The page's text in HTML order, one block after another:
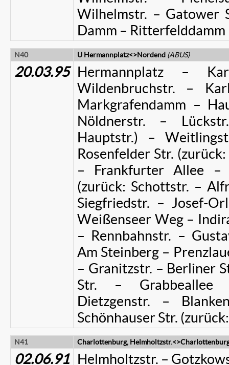
Wilhelmstr. – Gatower
Damm – Ritterfelddamm
N40 U Hermannplatz<>Nordend (ABUS)
20.03.95 Hermannplatz –
Wildenbruchstr. –
Markgrafendamm –
Nöldnerstr. –
Hauptstr.) –
Rosenfelder Str.
– Frankfurter Allee –
(zurück: Schottstr. –
Siegfriedstr. – Josef-
Weißenseer Weg –
– Rennbahnstr. –
Am Steinberg –
– Granitzstr. – Berliner
Str. – Grabbeallee
Dietzgenstr. –
Schönhauser Str.
N41 Charlottenburg,
02.06.91 Helmholtzstr. –